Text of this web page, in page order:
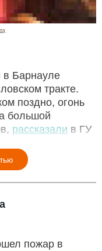
в Барнауле
тракте.
поздно, огонь
большой
рассказали в ГУ
пожар в